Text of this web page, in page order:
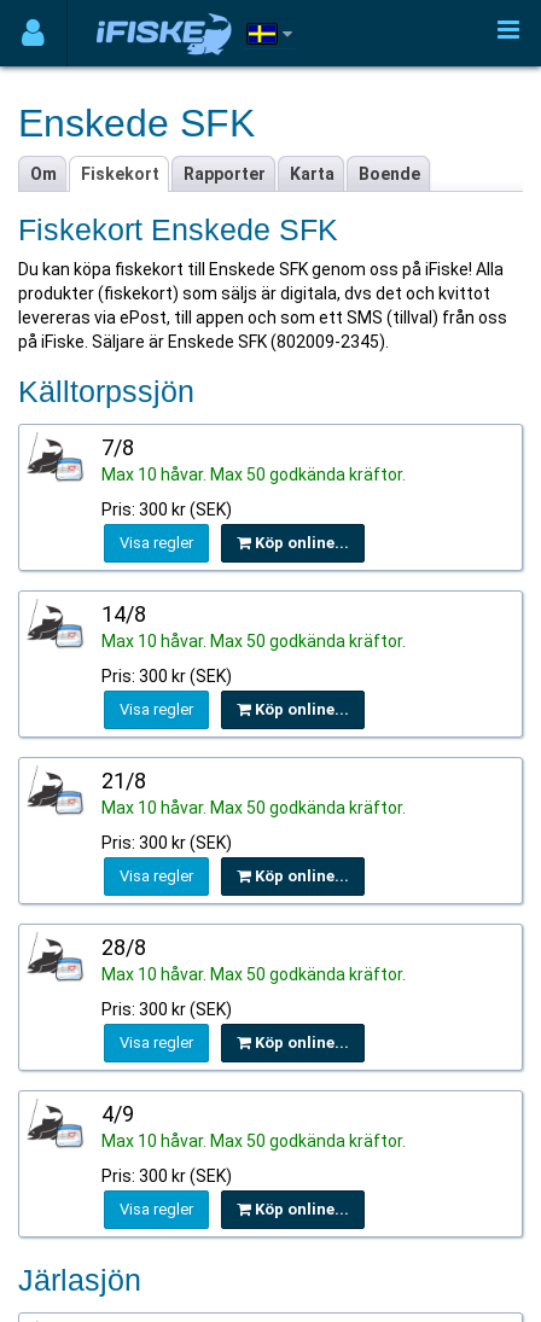
Enskede SFK
Om Fiskekort Rapporter Karta Boende
Fiskekort Enskede SFK
Du kan köpa fiskekort till Enskede SFK genom oss på iFiske! Alla
produkter (fiskekort) som säljs är digitala, dvs det och kvittot
levereras via ePost, till appen och som ett SMS (tillval) från oss
på iFiske. Säljare är Enskede SFK (802009-2345).
Källtorpssjön
7/8
Max 10 håvar. Max 50 godkända kräftor.
Pris: 300 kr (SEK)
Visa regler Köp online...
14/8
Max 10 håvar. Max 50 godkända kräftor.
Pris: 300 kr (SEK)
Visa regler Köp online...
21/8
Max 10 håvar. Max 50 godkända kräftor.
Pris: 300 kr (SEK)
Visa regler Köp online...
28/8
Max 10 håvar. Max 50 godkända kräftor.
Pris: 300 kr (SEK)
Visa regler Köp online...
4/9
Max 10 håvar. Max 50 godkända kräftor.
Pris: 300 kr (SEK)
Visa regler Köp online...
Järlasjön